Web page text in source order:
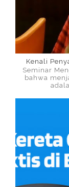
Kenali
Seminar
bahwa